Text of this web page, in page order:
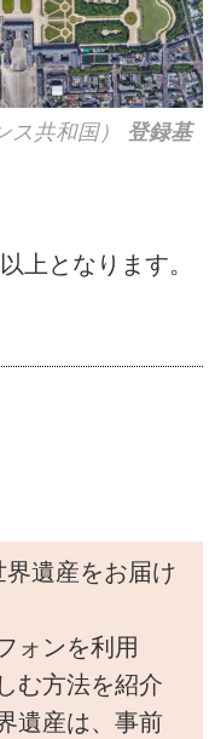
ス共和国） 登録基
上となります。
遺産をお届け
ォンを利用
む方法を紹介
遺産は、事前